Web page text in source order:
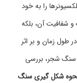
را به خود
شفافیت آن، بلکه
طول زمان و بر اثر
سنگ شجر، بررسی
شکل گیری سنگ